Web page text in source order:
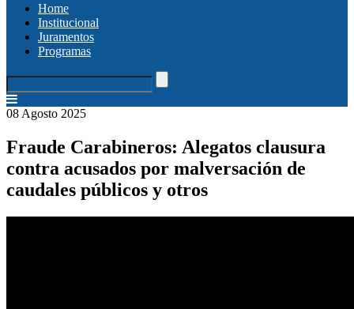
Home
Institucional
Juramentos
Programas
08 Agosto 2025
Fraude Carabineros: Alegatos clausura
contra acusados por malversación de
caudales públicos y otros